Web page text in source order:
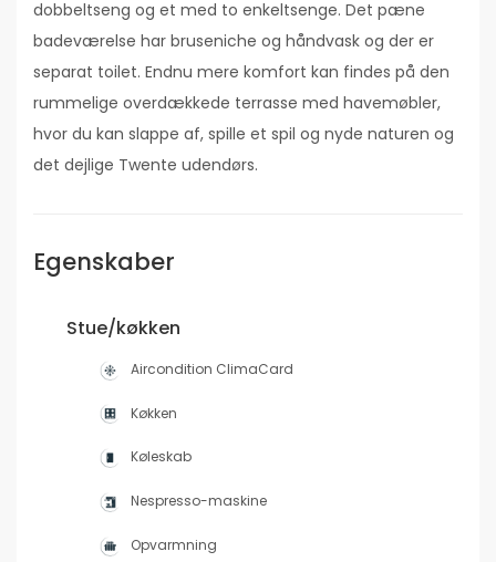
dobbeltseng og et med to enkeltsenge. Det pæne
badeværelse har bruseniche og håndvask og der er
separat toilet. Endnu mere komfort kan findes på den
rummelige overdækkede terrasse med havemøbler,
hvor du kan slappe af, spille et spil og nyde naturen og
det dejlige Twente udendørs.
Egenskaber
Stue/køkken
Aircondition ClimaCard
Køkken
Køleskab
Nespresso-maskine
Opvarmning